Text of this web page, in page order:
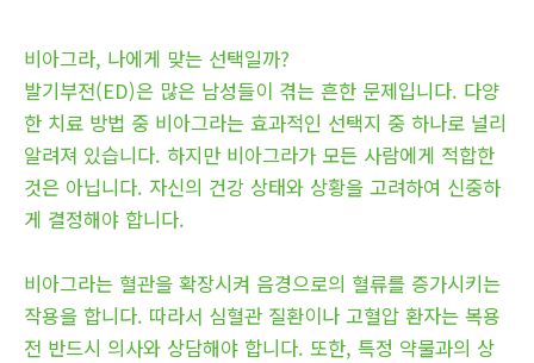
비아그라, 나에게 맞는 선택일까?
발기부전(ED)은 많은 남성들이 겪는 흔한 문제입니다. 다양
한 치료 방법 중 비아그라는 효과적인 선택지 중 하나로 널리
알려져 있습니다. 하지만 비아그라가 모든 사람에게 적합한
것은 아닙니다. 자신의 건강 상태와 상황을 고려하여 신중하
게 결정해야 합니다.
비아그라는 혈관을 확장시켜 음경으로의 혈류를 증가시키는
작용을 합니다. 따라서 심혈관 질환이나 고혈압 환자는 복용
전 반드시 의사와 상담해야 합니다. 또한, 특정 약물과의 상